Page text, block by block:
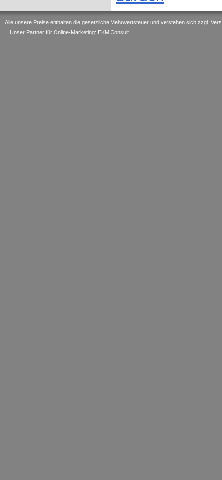
Alle unsere Preise enthalten die gesetzliche Mehrwertsteuer und verstehen sich zzgl.
Unser Partner für Online-Marketing: EKM Consult